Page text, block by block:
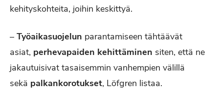
kehityskohteita, joihin keskittyä.
– Työaikasuojelun parantamiseen tähtäävät
asiat, perhevapaiden kehittäminen siten, että ne
jakautuisivat tasaisemmin vanhempien välillä
sekä palkankorotukset, Löfgren listaa.